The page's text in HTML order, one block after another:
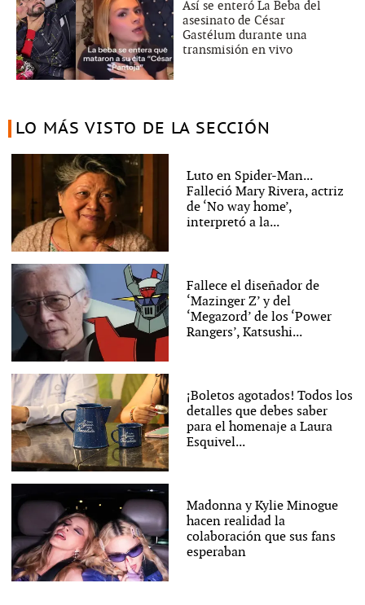
Así se enteró La Beba del
asesinato de César
Gastélum durante una
transmisión en vivo
LO MÁS VISTO DE LA SECCIÓN
Luto en Spider-Man...
Falleció Mary Rivera, actriz
de ‘No way home’,
interpretó a la...
Fallece el diseñador de
‘Mazinger Z’ y del
‘Megazord’ de los ‘Power
Rangers’, Katsushi...
¡Boletos agotados! Todos los
detalles que debes saber
para el homenaje a Laura
Esquivel...
Madonna y Kylie Minogue
hacen realidad la
colaboración que sus fans
esperaban